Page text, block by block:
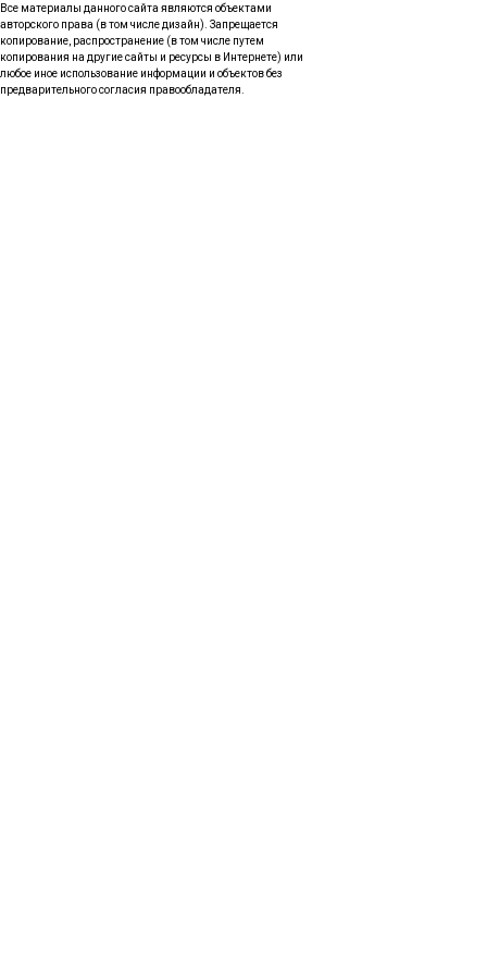
Все материалы данного сайта являются объектами
авторского права (в том числе дизайн). Запрещается
копирование, распространение (в том числе путем
копирования на другие сайты и ресурсы в Интернете) или
любое иное использование информации и объектов без
предварительного согласия правообладателя.